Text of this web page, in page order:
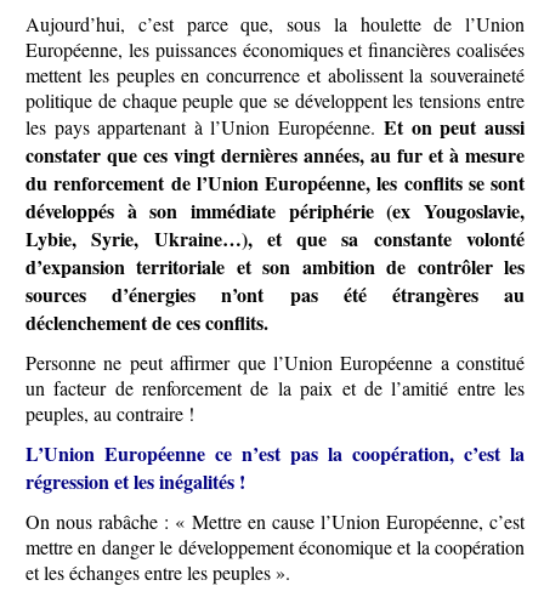
Aujourd’hui, c’est parce que, sous la houlette de l’Union
Européenne, les puissances économiques et financières coalisées
mettent les peuples en concurrence et abolissent la souveraineté
politique de chaque peuple que se développent les tensions entre
les pays appartenant à l’Union Européenne.Et on peut aussi
constater que ces vingt dernières années, au fur et à mesure
du renforcement de l’Union Européenne, les conflits se sont
développés à son immédiate périphérie (ex Yougoslavie,
Lybie, Syrie, Ukraine…), et que sa constante volonté
d’expansion territoriale et son ambition de contrôler les
sources d’énergies n’ont pas été étrangères au
déclenchement de ces conflits.
Personne ne peut affirmer que l’Union Européenne a constitué
un facteur de renforcement de la paix et de l’amitié entre les
peuples, au contraire !
L’Union Européenne ce n’est pas la coopération, c’est la
régression et les inégalités !
On nous rabâche : « Mettre en cause l’Union Européenne, c’est
mettre en danger le développement économique et la coopération
et les échanges entre les peuples ».